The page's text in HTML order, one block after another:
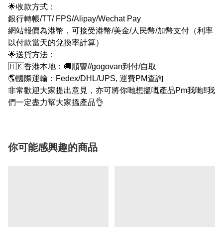
🌟收款方式：
銀行轉帳/TT/ FPS/Alipay/Wechat Pay
網站報價為港幣，可接受港幣/美金/人民幣/加幣支付（利率
以付款當天的兌換率計算）
🌟送貨方法：
🇭🇰香港本地：🚚順豐//gogovan到付/自取
🌎國際運輸：Fedex/DHL/UPS, 運費PM查詢
非常歡迎大家提出意見，亦可將你哋想搵嘅產品Pm我哋‼我
們一定盡力幫大家搵產品👌
你可能感興趣的商品